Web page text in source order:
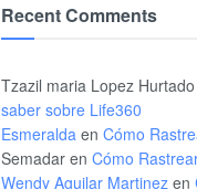
Recent Comments
Tzazil maria Lopez Hurtado
saber sobre Life360
Esmeralda en Cómo
Semadar en Cómo
Wendy Aguilar Martinez en